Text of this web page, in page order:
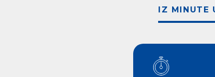
IZ MINUTE